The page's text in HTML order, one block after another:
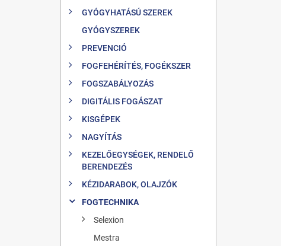
GYÓGYHATÁSÚ SZEREK
GYÓGYSZEREK
PREVENCIÓ
FOGFEHÉRÍTÉS, FOGÉKSZER
FOGSZABÁLYOZÁS
DIGITÁLIS FOGÁSZAT
KISGÉPEK
NAGYÍTÁS
KEZELŐEGYSÉGEK, RENDELŐ
BERENDEZÉS
KÉZIDARABOK, OLAJZÓK
FOGTECHNIKA
Selexion
Mestra